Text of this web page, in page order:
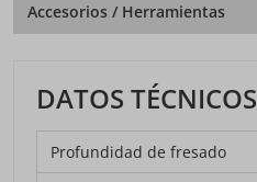
Accesorios / Herramientas
DATOS TÉCNICOS
Profundidad de fresado